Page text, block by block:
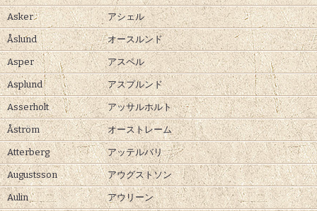
Asker アシェル
Åslund オースルンド
Asper アスペル
Asplund アスプルンド
Asserholt アッサルホルト
Åström オーストレーム
Atterberg アッテルバリ
Augustsson アウグストソン
Aulin アウリーン